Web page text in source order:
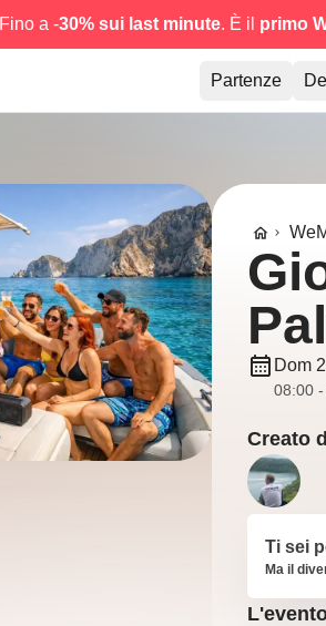
Fino a -30% sui last minute. È il primo
Partenze
Dom
08:00
Creato
Ti sei
Ma il